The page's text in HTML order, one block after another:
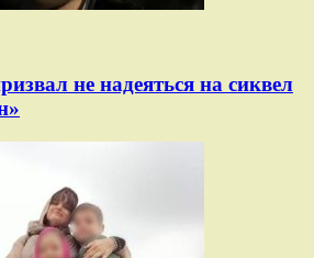
не надеяться на сиквел